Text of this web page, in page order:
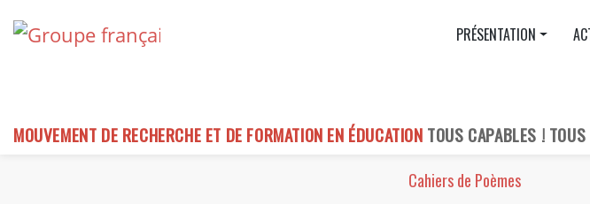
MOUVEMENT DE RECHERCHE ET DE FORMATION EN ÉDUCATION TOUS CAPABLES !
PRÉSENTATION
Cahiers de Poèmes